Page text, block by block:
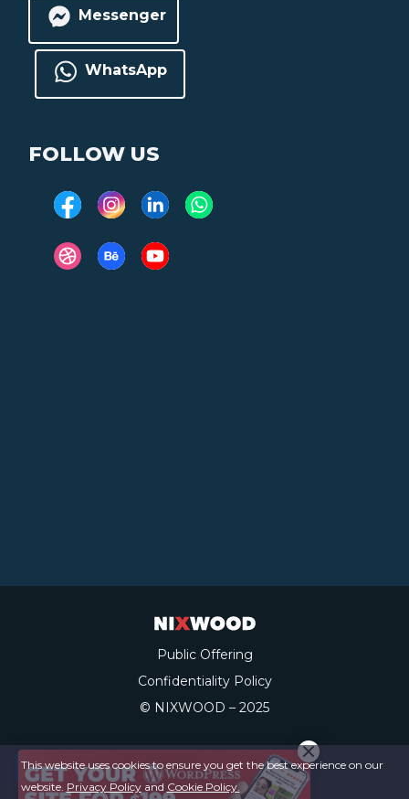
Messenger
WhatsApp
FOLLOW US
Public Offering
Confidentiality Policy
© NIXWOOD – 2025
This website uses cookies to ensure you get the best experience on our
website. Privacy Policyand Cookie Policy.